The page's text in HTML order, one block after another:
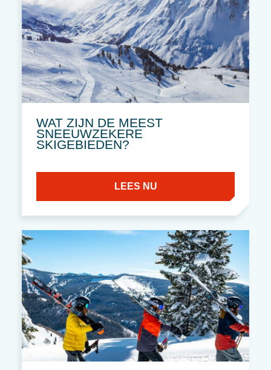
WAT ZIJN DE MEEST
SNEEUWZEKERE
SKIGEBIEDEN?
LEES NU